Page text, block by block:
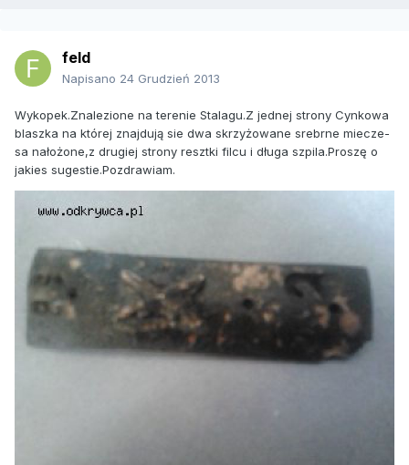
feld
Napisano 24 Grudzień 2013
Wykopek.Znalezione na terenie Stalagu.Z jednej strony Cynkowa
blaszka na której znajdują sie dwa skrzyżowane srebrne miecze-
sa nałożone,z drugiej strony resztki filcu i długa szpila.Proszę o
jakies sugestie.Pozdrawiam.